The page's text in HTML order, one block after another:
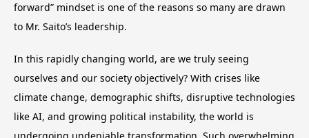
forward” mindset is one of the reasons so many are drawn
to Mr. Saito’s leadership.
In this rapidly changing world, are we truly seeing
ourselves and our society objectively? With crises like
climate change, demographic shifts, disruptive technologies
like AI, and growing political instability, the world is